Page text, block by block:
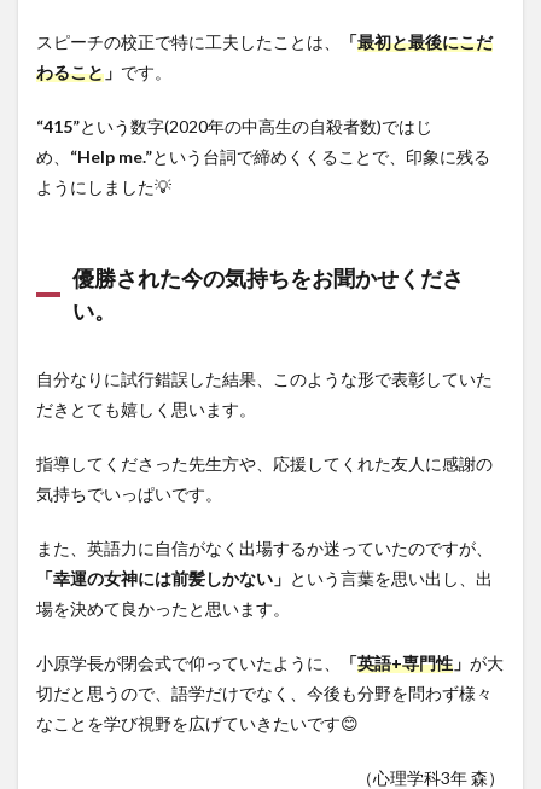
スピーチの校正で特に工夫したことは、 「最初と最後にこだ
わること 」 です。
“415”という数字(2020年の中高生の自殺者数)ではじ
め、 “Help me.”という台詞で締めくくることで、印象に残る
ようにしました💡
優勝された今の気持ちをお聞かせくださ
い。
自分なりに試行錯誤した結果、このような形で表彰していた
だきとても嬉しく思います。
指導してくださった先生方や、応援してくれた友人に感謝の
気持ちでいっぱいです。
また、英語力に自信がなく出場するか迷っていたのですが、
「幸運の女神には前髪しかない」 という言葉を思い出し、出
場を決めて良かったと思います。
小原学長が閉会式で仰っていたように、 「英語+専門性 」 が大
切だと思うので、語学だけでなく、今後も分野を問わず様々
なことを学び視野を広げていきたいです😊
（心理学科3年 森）